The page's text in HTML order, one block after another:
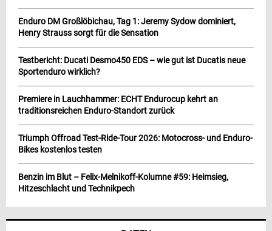
Enduro DM Großlöbichau, Tag 1: Jeremy Sydow dominiert,
Henry Strauss sorgt für die Sensation
Testbericht: Ducati Desmo450 EDS – wie gut ist Ducatis neue
Sportenduro wirklich?
Premiere in Lauchhammer: ECHT Endurocup kehrt an
traditionsreichen Enduro-Standort zurück
Triumph Offroad Test-Ride-Tour 2026: Motocross- und Enduro-
Bikes kostenlos testen
Benzin im Blut – Felix-Melnikoff-Kolumne #59: Heimsieg,
Hitzeschlacht und Technikpech